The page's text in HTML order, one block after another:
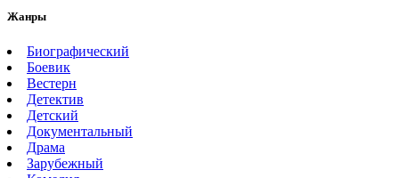
Жанры
Биографический
Боевик
Вестерн
Детектив
Детский
Документальный
Драма
Зарубежный